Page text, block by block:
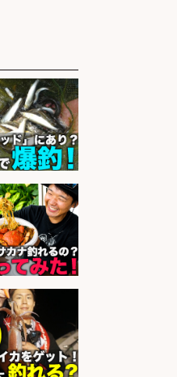
求人ボックス
メーカ
タント/
×土日
フ滋賀
求人ボックス
迎/残
求人ボックス